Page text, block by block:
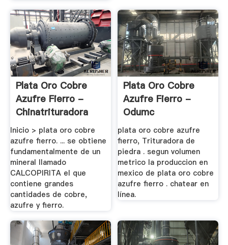
Plata Oro Cobre
Azufre Fierro -
Chinatrituradora
Inicio > plata oro cobre
azufre fierro. ... se obtiene
fundamentalmente de un
mineral llamado
CALCOPIRITA el que
contiene grandes
cantidades de cobre,
azufre y fierro.
Plata Oro Cobre
Azufre Fierro -
Odumc
plata oro cobre azufre
fierro, Trituradora de
piedra . segun volumen
metrico la produccion en
mexico de plata oro cobre
azufre fierro . chatear en
línea.